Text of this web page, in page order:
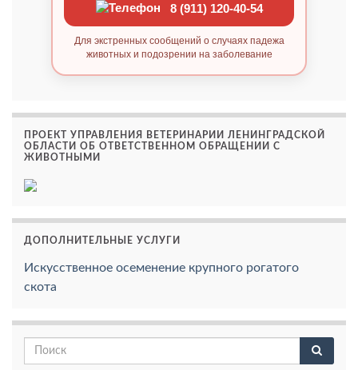
8 (911) 120-40-54
Для экстренных сообщений о случаях падежа
животных и подозрении на заболевание
ПРОЕКТ УПРАВЛЕНИЯ ВЕТЕРИНАРИИ ЛЕНИНГРАДСКОЙ
ОБЛАСТИ ОБ ОТВЕТСТВЕННОМ ОБРАЩЕНИИ С
ЖИВОТНЫМИ
ДОПОЛНИТЕЛЬНЫЕ УСЛУГИ
Искусственное осеменение крупного рогатого
скота